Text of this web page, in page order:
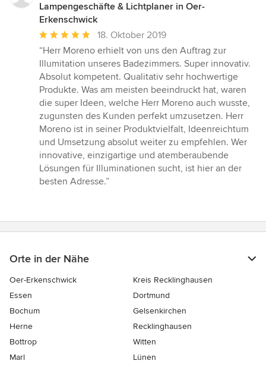
Lampengeschäfte & Lichtplaner in Oer-
Erkenschwick
Durchschnittliche
Bewertung:
5
von
5
Sternen
18. Oktober 2019
“Herr Moreno erhielt von uns den Auftrag zur
Illumitation unseres Badezimmers. Super innovativ.
Absolut kompetent. Qualitativ sehr hochwertige
Produkte. Was am meisten beeindruckt hat, waren
die super Ideen, welche Herr Moreno auch wusste,
zugunsten des Kunden perfekt umzusetzen. Herr
Moreno ist in seiner Produktvielfalt, Ideenreichtum
und Umsetzung absolut weiter zu empfehlen. Wer
innovative, einzigartige und atemberaubende
Lösungen für Illuminationen sucht, ist hier an der
besten Adresse.”
Orte in der Nähe
Oer-Erkenschwick
Kreis Recklinghausen
Essen
Dortmund
Bochum
Gelsenkirchen
Herne
Recklinghausen
Bottrop
Witten
Marl
Lünen